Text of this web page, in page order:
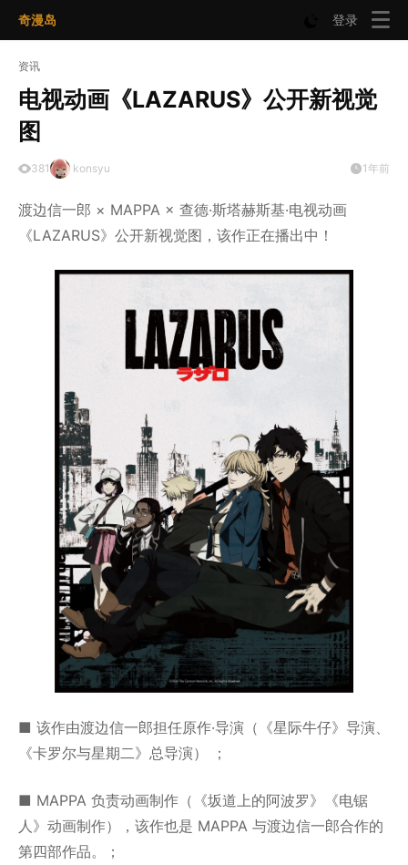
奇漫岛 登录
资讯
电视动画《LAZARUS》公开新视觉
图
381 konsyu 1年前
渡边信一郎 × MAPPA × 查德·斯塔赫斯基·电视动画
《LAZARUS》公开新视觉图，该作正在播出中！
■ 该作由渡边信一郎担任原作·导演（《星际牛仔》导演、
《卡罗尔与星期二》总导演） ；
■ MAPPA 负责动画制作（《坂道上的阿波罗》《电锯
人》动画制作），该作也是 MAPPA 与渡边信一郎合作的
第四部作品。；